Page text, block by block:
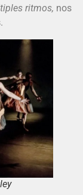
ritmos, nos